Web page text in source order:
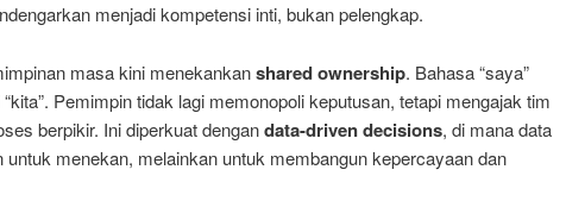
menjadi kompetensi inti, bukan pelengkap.
masa kini menekankanshared ownership. Bahasa “saya”
Pemimpin tidak lagi memonopoli keputusan, tetapi mengajak tim
berpikir. Ini diperkuat dengandata-driven decisions, di mana data
untuk menekan, melainkan untuk membangun kepercayaan dan